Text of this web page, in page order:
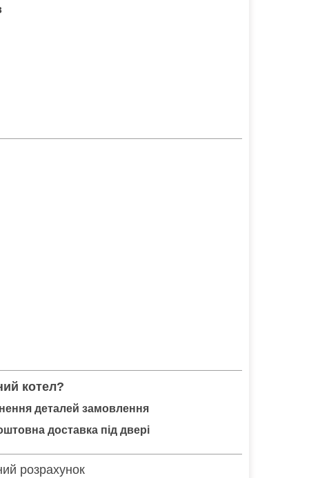
котел?
деталей замовлення
доставка під двері
розрахунок